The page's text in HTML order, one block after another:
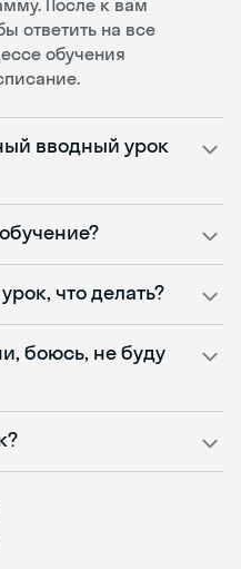
После к вам
ответить на все
обучения
вводный урок
что делать?
боюсь, не буду